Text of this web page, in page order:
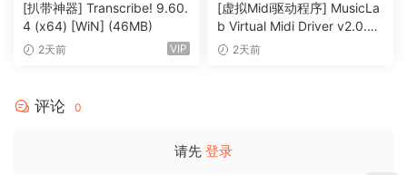
[扒带神器] Transcribe! 9.60.
4 (x64) [WiN] (46MB)
2天前 VIP
[虚拟Midi驱动程序] MusicLa
b Virtual Midi Driver v2.0.3-
R2R [WiN]（0.5MB）
2天前
评论 0
请先 登录